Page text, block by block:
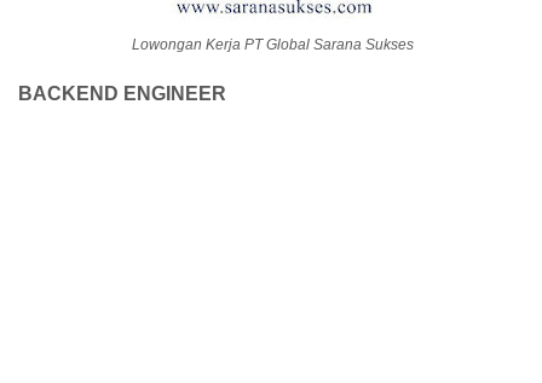
Lowongan Kerja PT Global Sarana Sukses
BACKEND ENGINEER